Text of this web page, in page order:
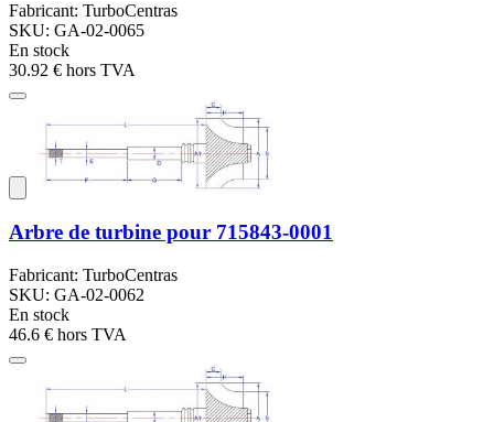
Fabricant: TurboCentras
SKU: GA-02-0065
En stock
30.92 € hors TVA
Arbre de turbine pour 715843-0001
Fabricant: TurboCentras
SKU: GA-02-0062
En stock
46.6 € hors TVA